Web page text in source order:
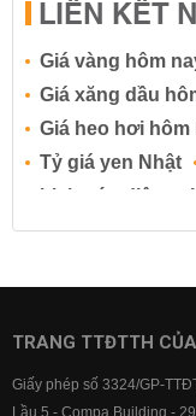
LIÊN KẾT
Giá vàng hôm
Giá xăng dầu
Giá heo hơi hôm
Tỷ giá yen Nhật
Lịch cúp điện
Lãi suất tiết kiệm
Lãi suất ngân
Lãi suất ngân
TRANG TTĐTTH
Giấy phép số 3324/GP-